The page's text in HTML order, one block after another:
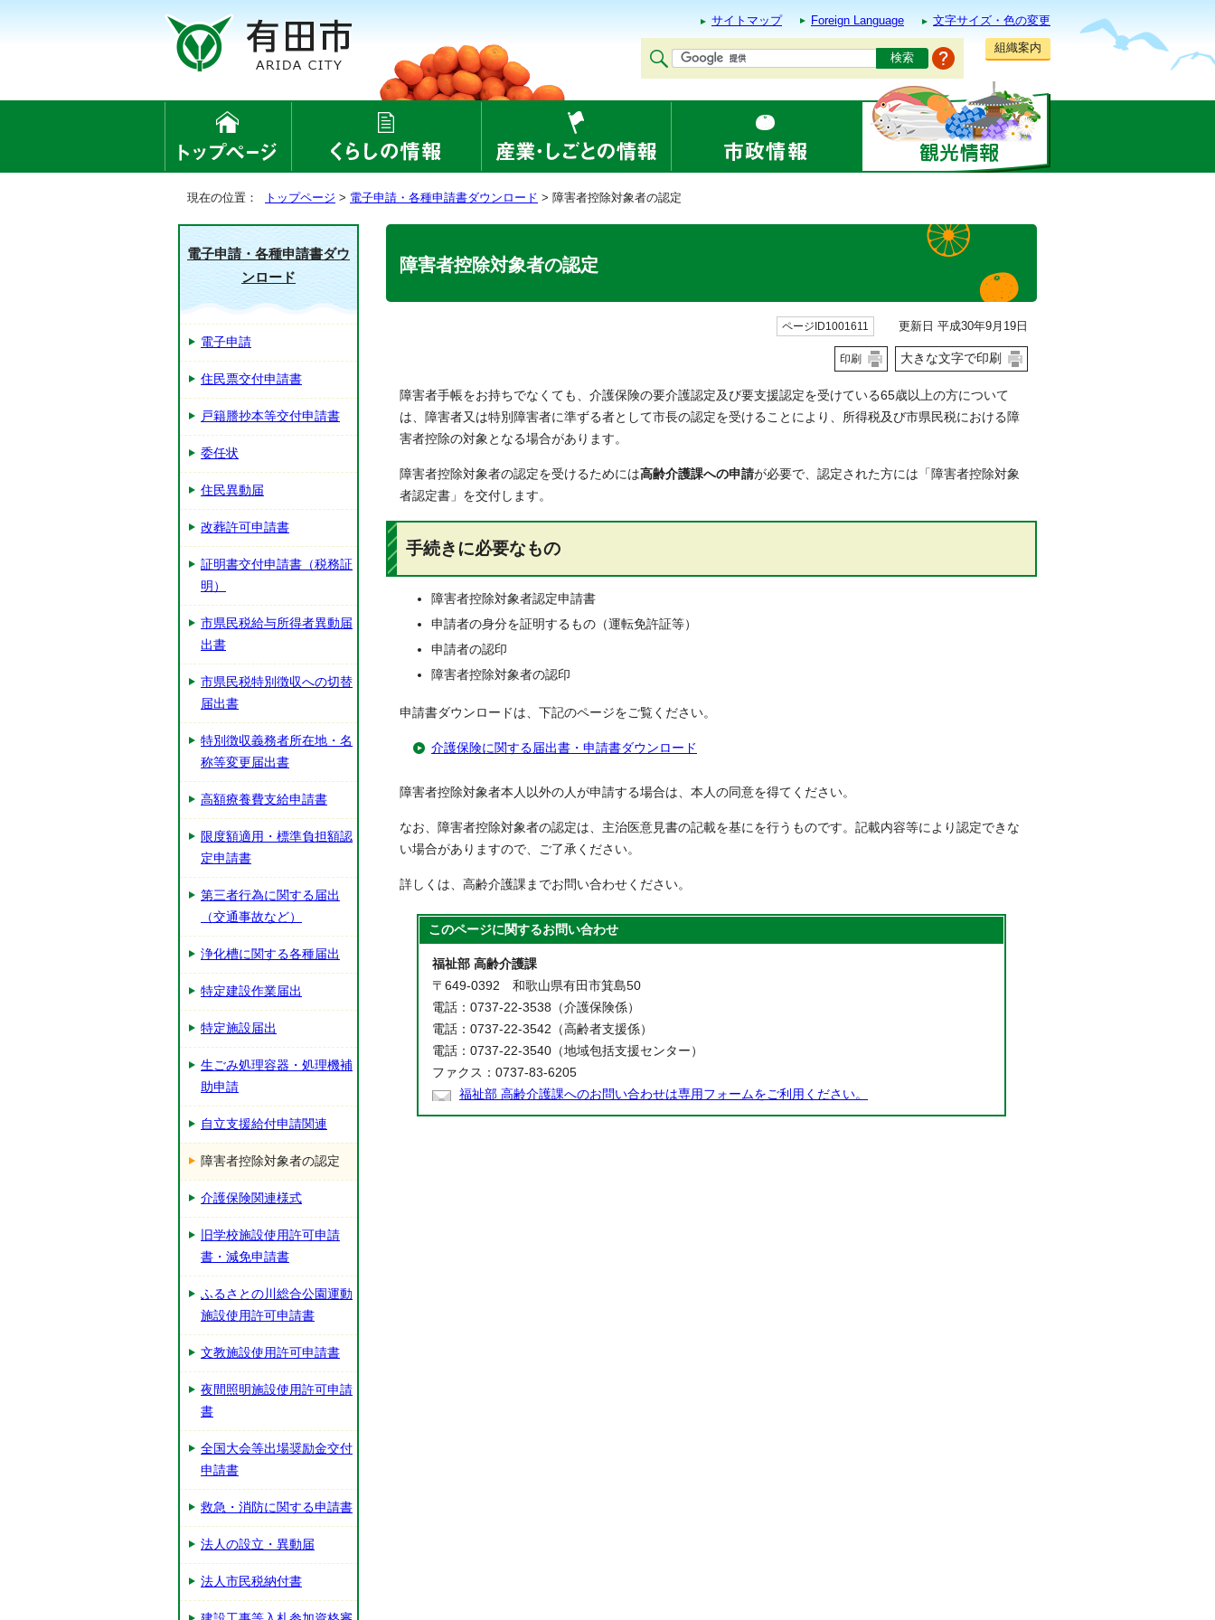
サイトマップ Foreign Language
文字サイズ・色の変更
組織案内
現在の位置： トップページ > 電子申請・各種申請書ダウンロード > 障害者控除対象者の認定
障害者控除対象者の認定
ページID1001611 更新日 平成30年9月19日
印刷 大きな文字で印刷
障害者手帳をお持ちでなくても、介護保険の要介護認定及び要支援認定を受けている65歳以上の方について
は、障害者又は特別障害者に準ずる者として市長の認定を受けることにより、所得税及び市県民税における障
害者控除の対象となる場合があります。
障害者控除対象者の認定を受けるためには高齢介護課への申請が必要で、認定された方には「障害者控除対象
者認定書」を交付します。
手続きに必要なもの
障害者控除対象者認定申請書
申請者の身分を証明するもの（運転免許証等）
申請者の認印
障害者控除対象者の認印
申請書ダウンロードは、下記のページをご覧ください。
介護保険に関する届出書・申請書ダウンロード
障害者控除対象者本人以外の人が申請する場合は、本人の同意を得てください。
なお、障害者控除対象者の認定は、主治医意見書の記載を基にを行うものです。記載内容等により認定できな
い場合がありますので、ご了承ください。
詳しくは、高齢介護課までお問い合わせください。
このページに関するお問い合わせ
福祉部 高齢介護課
〒649-0392 和歌山県有田市箕島50
電話：0737-22-3538（介護保険係）
電話：0737-22-3542（高齢者支援係）
電話：0737-22-3540（地域包括支援センター）
ファクス：0737-83-6205
福祉部 高齢介護課へのお問い合わせは専用フォームをご利用ください。
電子申請・各種申請書ダウ
ンロード
電子申請
住民票交付申請書
戸籍謄抄本等交付申請書
委任状
住民異動届
改葬許可申請書
証明書交付申請書（税務証
明）
市県民税給与所得者異動届
出書
市県民税特別徴収への切替
届出書
特別徴収義務者所在地・名
称等変更届出書
高額療養費支給申請書
限度額適用・標準負担額認
定申請書
第三者行為に関する届出
（交通事故など）
浄化槽に関する各種届出
特定建設作業届出
特定施設届出
生ごみ処理容器・処理機補
助申請
自立支援給付申請関連
障害者控除対象者の認定
介護保険関連様式
旧学校施設使用許可申請
書・減免申請書
ふるさとの川総合公園運動
施設使用許可申請書
文教施設使用許可申請書
夜間照明施設使用許可申請
書
全国大会等出場奨励金交付
申請書
救急・消防に関する申請書
法人の設立・異動届
法人市民税納付書